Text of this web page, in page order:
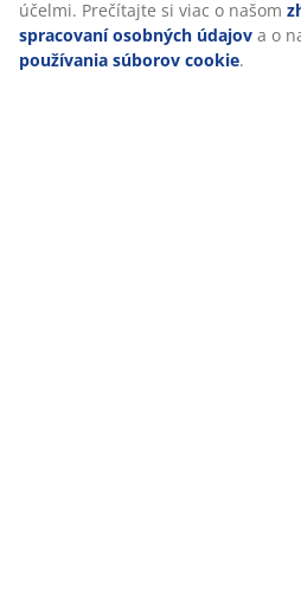
účelmi. Prečítajte si viac o našom
spracovaní osobných údajov a o
používania súborov cookie.